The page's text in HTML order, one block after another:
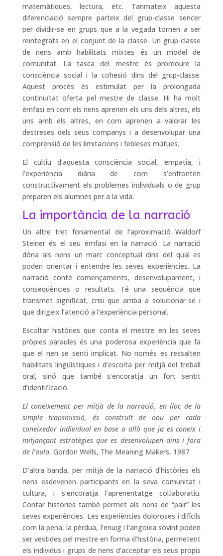
matemàtiques, lectura, etc. Tanmateix aquesta
diferenciació sempre parteix del grup-classe sencer
per dividir-se en grups que a la vegada tornen a ser
reintegrats en el conjunt de la classe. Un grup-classe
de nens amb habilitats mixtes és un model de
comunitat. La tasca del mestre és promoure la
consciència social i la cohesió dins del grup-classe.
Aquest procés és estimulat per la prolongada
continuïtat oferta pel mestre de classe. Hi ha molt
èmfasi en com els nens aprenen els uns dels altres, els
uns amb els altres, en com aprenen a valorar les
destreses dels seus companys i a desenvolupar una
comprensió de les limitacions i febleses mútues.
El cultiu d’aquesta consciència social, empatia, i
l’experiència diària de com s’enfronten
constructivament els problemes individuals o de grup
preparen els alumnes per a la vida.
La importància de la narració
Un altre tret fonamental de l’aproximació Waldorf
Steiner és el seu èmfasi en la narració. La narració
dóna als nens un marc conceptual dins del qual es
poden orientar i entendre les seves experiències. La
narració conté començaments, desenvolupament, i
conseqüències o resultats. Té una seqüència que
transmet significat, crisi que arriba a solucionar-se i
que dirigeix l’atenció a l’experiència personal.
Escoltar històries que conta el mestre en les seves
pròpies paraules és una poderosa experiència que fa
que el nen se senti implicat. No només es ressalten
habilitats lingüístiques i d’escolta per mitjà del treball
oral, sinó que també s’encoratja un fort sentit
d’identificació.
El coneixement per mitjà de la narració, en lloc de la
simple transmissió, és construït de nou per cada
coneixedor individual en base a allò que ja es coneix i
mitjançant estratègies que es desenvolupen dins i fora
de l’aula. Gordon Wells, The Meaning Makers, 1987
D’altra banda, per mitjà de la narració d’històries els
nens esdevenen participants en la seva comunitat i
cultura, i s’encoratja l’aprenentatge col.laboratiu.
Contar històries també permet als nens de “pair” les
seves experiències. Les experiències doloroses i difícils
com la pena, la pèrdua, l’enuig i l’angoixa sovint poden
ser vestides pel mestre en forma d’història, permetent
els individus i grups de nens d’acceptar els seus propis